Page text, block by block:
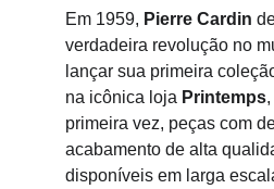
Em 1959, Pierre Cardin
verdadeira revolução no
lançar sua primeira
na icônica loja Printemps
primeira vez, peças com
acabamento de alta
disponíveis em larga